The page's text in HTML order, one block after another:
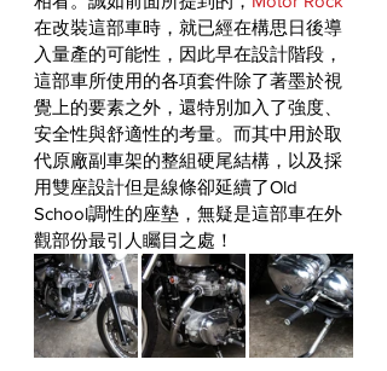
在改裝這部車時，就已經在構思日後導
入量產的可能性，因此早在設計階段，
這部車所使用的各項套件除了著墨於視
覺上的要素之外，還特別加入了強度、
安全性與舒適性的考量。而其中用於取
代原廠副車架的整組硬尾結構，以及採
用雙座設計但是線條卻延續了Old
School調性的座墊，無疑是這部車在外
觀部份最引人矚目之處！